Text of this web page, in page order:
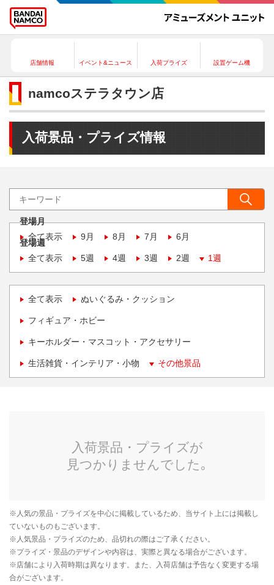
店舗情報 イベント&ニュース 入荷プライズ 設置ゲーム機
namcoステラタウン店
入荷景品・プライズ情報
登場月
全て表示
9月 8月 7月 6月
登場週
全て表示
5週 4週 3週 2週 1週
全て表示 ぬいぐるみ・クッション
フィギュア・ホビー
キーホルダー・マスコット・アクセサリー
生活雑貨・インテリア・小物 その他景品